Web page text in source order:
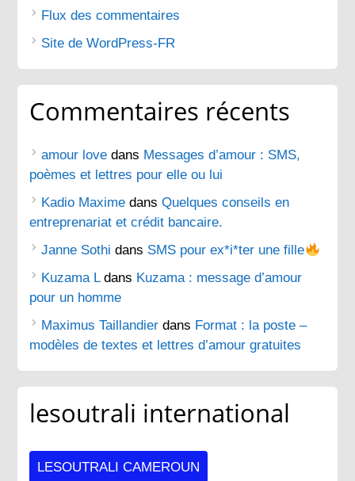
Flux des commentaires
Site de WordPress-FR
Commentaires récents
amour love dans Messages d’amour : SMS,
poèmes et lettres pour elle ou lui
Kadio Maxime dansQuelques conseils en
entreprenariat et crédit bancaire.
Janne Sothi dans SMS pour ex*i*ter une fille
Kuzama Ldans Kuzama : message d’amour
pour un homme
Maximus Taillandier dans Format : la poste –
modèles de textes et lettres d’amour gratuites
lesoutrali international
LESOUTRALI CAMEROUN